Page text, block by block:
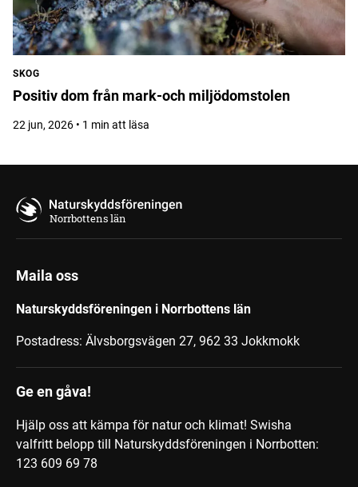
SKOG
Positiv dom från mark-och miljödomstolen
22 jun, 2026 • 1 min att läsa
Norrbottens län
Maila oss
Naturskyddsföreningen i Norrbottens län
Postadress: Älvsborgsvägen 27, 962 33 Jokkmokk
Ge en gåva!
Hjälp oss att kämpa för natur och klimat! Swisha
valfritt belopp till Naturskyddsföreningen i Norrbotten:
123 609 69 78